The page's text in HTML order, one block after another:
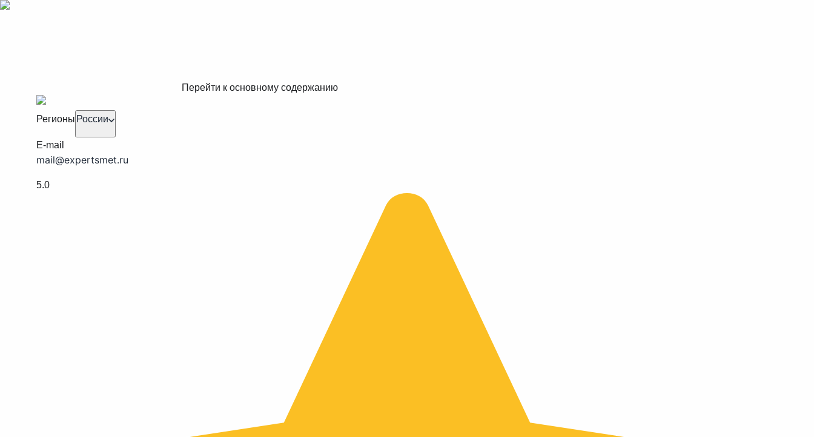
Перейти к основному содержанию
Регионы России
E-mail
mail@expertsmet.ru
5.0